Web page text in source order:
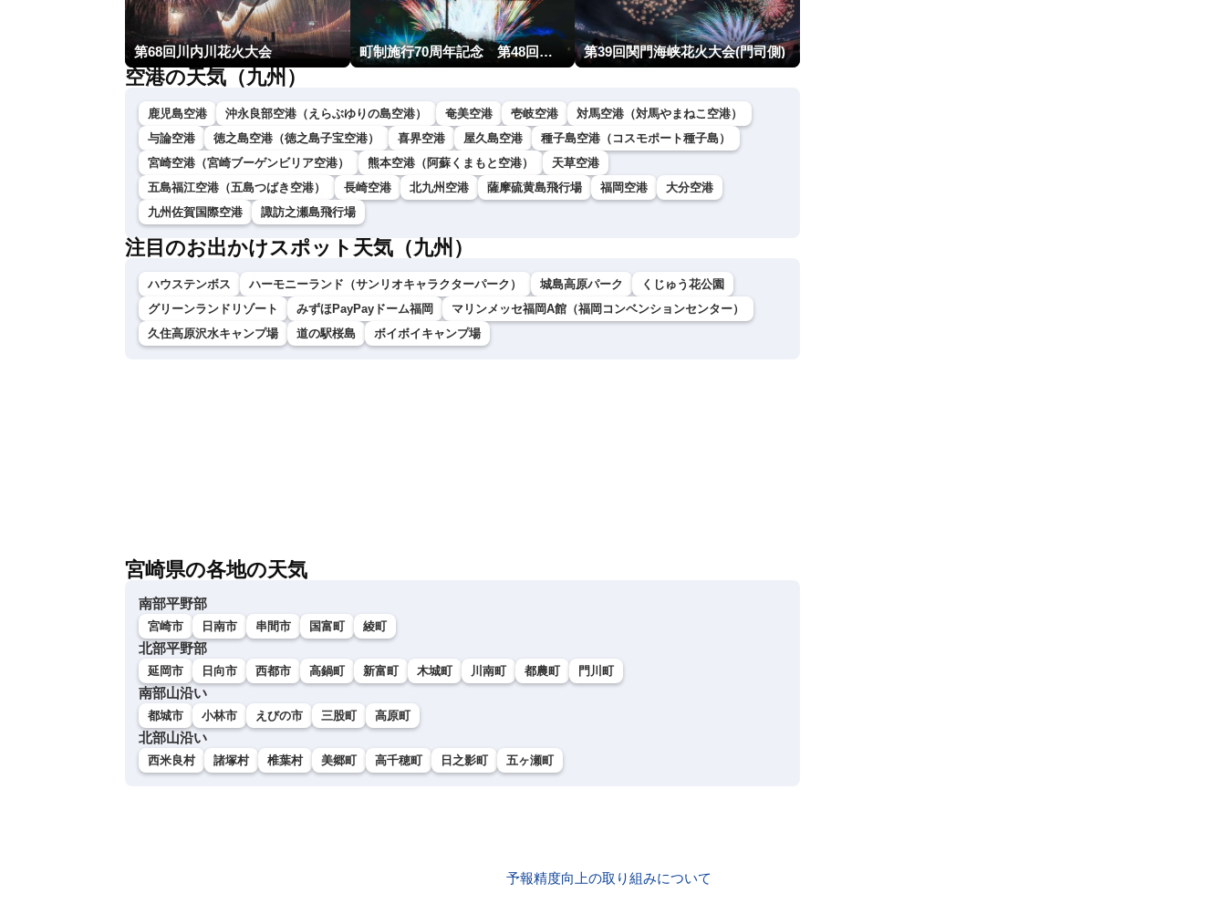
第68回川内川花火大会 町制施行70周年記念 第48回南種子町ロケット祭 第39回関門海峡花火大会(門司側)
空港の天気（九州）
鹿児島空港 沖永良部空港（えらぶゆりの島空港） 奄美空港 壱岐空港
対馬空港（対馬やまねこ空港）
与論空港
徳之島空港（徳之島子宝空港） 喜界空港 屋久島空港
種子島空港（コスモポート種子島）
宮崎空港（宮崎ブーゲンビリア空港）
熊本空港（阿蘇くまもと空港）
天草空港
五島福江空港（五島つばき空港）
長崎空港 北九州空港 薩摩硫黄島飛行場 福岡空港
大分空港
九州佐賀国際空港
諏訪之瀬島飛行場
注目のお出かけスポット天気（九州）
ハウステンボス ハーモニーランド（サンリオキャラクターパーク） 城島高原パーク
くじゅう花公園
グリーンランドリゾート
みずほPayPayドーム福岡
マリンメッセ福岡A館（福岡コンベンションセンター）
久住高原沢水キャンプ場
道の駅桜島 ボイボイキャンプ場
宮崎県の各地の天気
南部平野部
宮崎市 日南市 串間市 国富町 綾町
北部平野部
延岡市 日向市 西都市 高鍋町 新富町 木城町 川南町 都農町 門川町
南部山沿い
都城市 小林市 えびの市 三股町 高原町
北部山沿い
西米良村 諸塚村 椎葉村 美郷町 高千穂町 日之影町 五ヶ瀬町
予報精度向上の取り組みについて